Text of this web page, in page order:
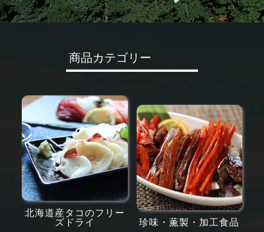
商品カテゴリー
北海道産タコのフリー
ズドライ
珍味・薫製・加工食品